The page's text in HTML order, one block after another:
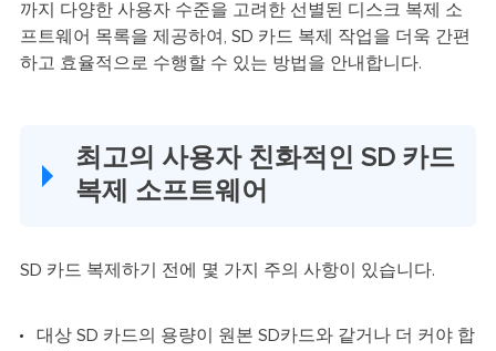
까지 다양한 사용자 수준을 고려한 선별된 디스크 복제 소
프트웨어 목록을 제공하여, SD 카드 복제 작업을 더욱 간편
하고 효율적으로 수행할 수 있는 방법을 안내합니다.
최고의 사용자 친화적인 SD 카드
복제 소프트웨어
SD 카드 복제하기 전에 몇 가지 주의 사항이 있습니다.
대상 SD 카드의 용량이 원본 SD카드와 같거나 더 커야 합